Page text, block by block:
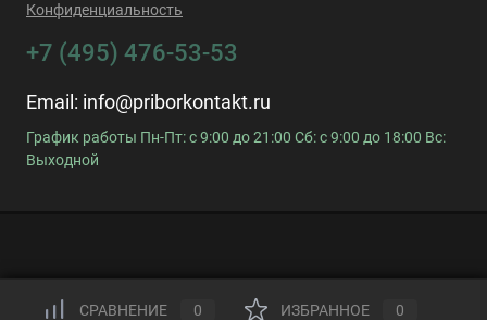
Конфиденциальность
+7 (495) 476-53-53
Email: info@priborkontakt.ru
График работы Пн-Пт: с 9:00 до 21:00 Сб: с 9:00 до 18:00 Вс:
Выходной
СРАВНЕНИЕ 0 ИЗБРАННОЕ 0